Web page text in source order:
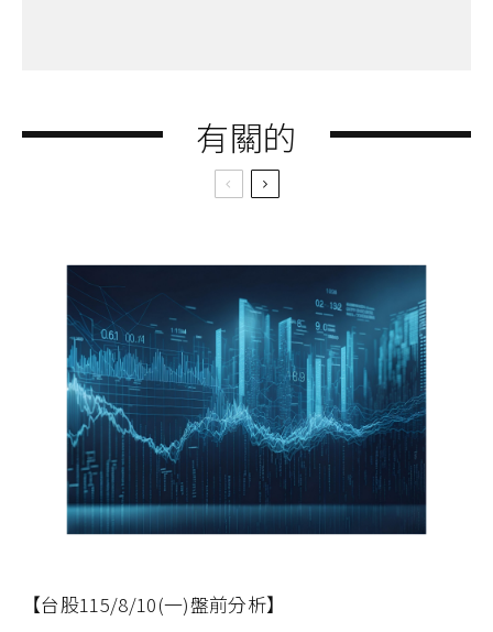
有關的
【台股115/8/10(一)盤前分析】